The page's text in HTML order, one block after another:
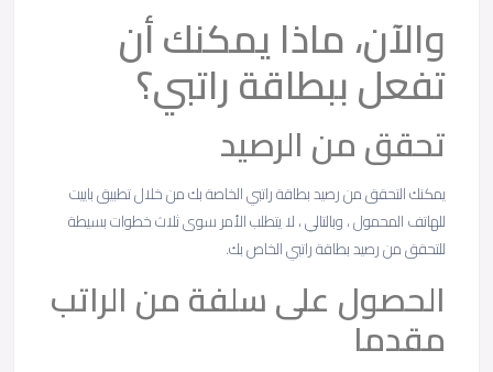
والآن، ماذا يمكنك أن
تفعل ببطاقة راتبي؟
تحقق من الرصيد
يمكنك التحقق من رصيد بطاقة راتبي الخاصة بك من خلال تطبيق باييت
للهاتف المحمول ، وبالتالي ، لا يتطلب الأمر سوى ثلاث خطوات بسيطة
للتحقق من رصيد بطاقة راتبي الخاص بك.
الحصول على سلفة من الراتب
مقدما